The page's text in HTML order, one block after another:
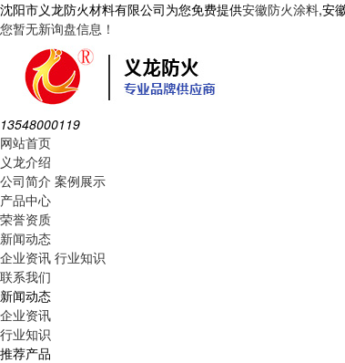
沈阳市义龙防火材料有限公司为您免费提供安徽防火涂料,安
您暂无新询盘信息！
13548000119
网站首页
义龙介绍
公司简介 案例展示
产品中心
荣誉资质
新闻动态
企业资讯 行业知识
联系我们
新闻动态
企业资讯
行业知识
推荐产品